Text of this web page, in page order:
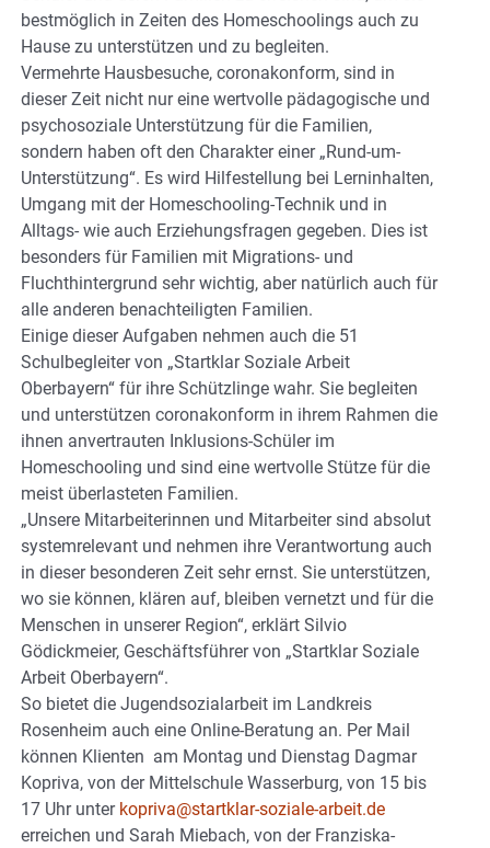
bestmöglich in Zeiten des Homeschoolings auch zu
Hause zu unterstützen und zu begleiten.
Vermehrte Hausbesuche, coronakonform, sind in
dieser Zeit nicht nur eine wertvolle pädagogische und
psychosoziale Unterstützung für die Familien,
sondern haben oft den Charakter einer „Rund-um-
Unterstützung“. Es wird Hilfestellung bei Lerninhalten,
Umgang mit der Homeschooling-Technik und in
Alltags- wie auch Erziehungsfragen gegeben. Dies ist
besonders für Familien mit Migrations- und
Fluchthintergrund sehr wichtig, aber natürlich auch für
alle anderen benachteiligten Familien.
Einige dieser Aufgaben nehmen auch die 51
Schulbegleiter von „Startklar Soziale Arbeit
Oberbayern“ für ihre Schützlinge wahr. Sie begleiten
und unterstützen coronakonform in ihrem Rahmen die
ihnen anvertrauten Inklusions-Schüler im
Homeschooling und sind eine wertvolle Stütze für die
meist überlasteten Familien.
„Unsere Mitarbeiterinnen und Mitarbeiter sind absolut
systemrelevant und nehmen ihre Verantwortung auch
in dieser besonderen Zeit sehr ernst. Sie unterstützen,
wo sie können, klären auf, bleiben vernetzt und für die
Menschen in unserer Region“, erklärt Silvio
Gödickmeier, Geschäftsführer von „Startklar Soziale
Arbeit Oberbayern“.
So bietet die Jugendsozialarbeit im Landkreis
Rosenheim auch eine Online-Beratung an. Per Mail
können Klienten am Montag und Dienstag Dagmar
Kopriva, von der Mittelschule Wasserburg, von 15 bis
17 Uhr unter kopriva@startklar-soziale-arbeit.de
erreichen und Sarah Miebach, von der Franziska-